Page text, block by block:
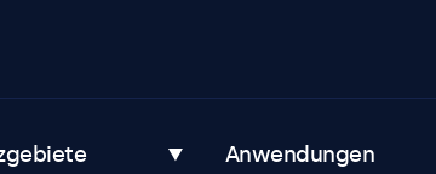
Anwendungen